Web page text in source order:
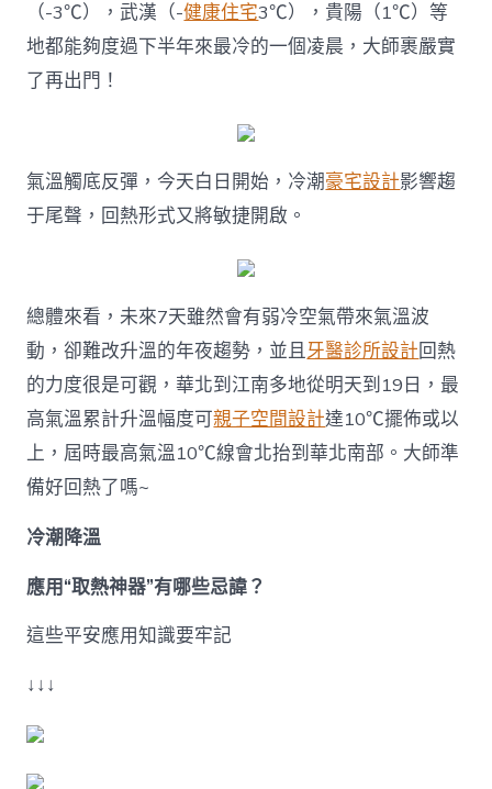
（-3℃），武漢（-健康住宅3℃），貴陽（1℃）等
地都能夠度過下半年來最冷的一個凌晨，大師裹嚴實
了再出門！
氣溫觸底反彈，今天白日開始，冷潮豪宅設計影響趨
于尾聲，回熱形式又將敏捷開啟。
總體來看，未來7天雖然會有弱冷空氣帶來氣溫波
動，卻難改升溫的年夜趨勢，並且牙醫診所設計回熱
的力度很是可觀，華北到江南多地從明天到19日，最
高氣溫累計升溫幅度可親子空間設計達10℃擺佈或以
上，屆時最高氣溫10℃線會北抬到華北南部。大師準
備好回熱了嗎~
冷潮降溫
應用“取熱神器”有哪些忌諱？
這些平安應用知識要牢記
↓↓↓